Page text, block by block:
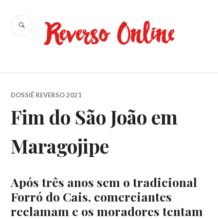
para
conteúdo
Reverso
BUSCA
DOSSIÊ REVERSO 2021
Fim do São João em
Maragojipe
Após três anos sem o tradicional
Forró do Cais, comerciantes
reclamam e os moradores tentam